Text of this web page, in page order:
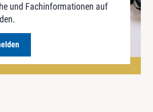
und Fachinformationen auf